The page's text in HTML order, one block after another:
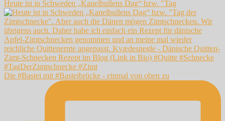
Heute ist in Schweden „Kanelbullens Dag“ bzw. "Tag
Die #Bastei mit #Basteibrücke - einmal von oben zu